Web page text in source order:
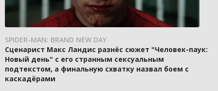
SPIDER-MAN: BRAND NEW DAY
Сценарист Макс Ландис разнёс сюжет "Человек-паук:
Новый день" с его странным сексуальным
подтекстом, а финальную схватку назвал боем с
каскадёрами